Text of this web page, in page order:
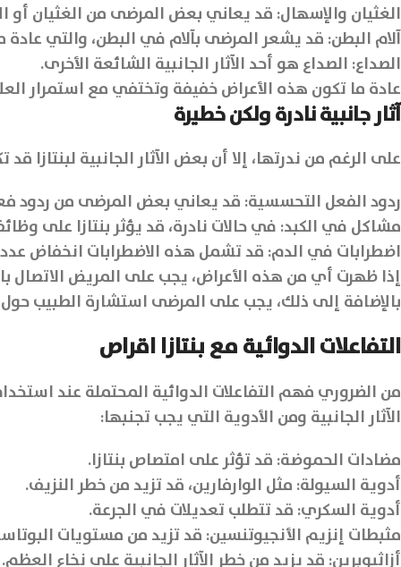
الغثيان والإسهال: قد يعاني بعض المرضى من الغثيان أو
آلام البطن: قد يشعر المرضى بآلام في البطن، والتي عادة
الصداع: الصداع هو أحد الآثار الجانبية الشائعة الأخرى.
عادة ما تكون هذه الأعراض خفيفة وتختفي مع استمرار
آثار جانبية نادرة ولكن خطيرة
على الرغم من ندرتها، إلا أن بعض الآثار الجانبية
ردود الفعل التحسسية: قد يعاني بعض المرضى من ردود
مشاكل في الكبد: في حالات نادرة، قد يؤثر بنتازا على
اضطرابات في الدم: قد تشمل هذه الاضطرابات انخفاض عدد
إذا ظهرت أي من هذه الأعراض، يجب على المريض الاتصال
بالإضافة إلى ذلك، يجب على المرضى استشارة الطبيب
التفاعلات الدوائية مع بنتازا اقراص
من الضروري فهم التفاعلات الدوائية المحتملة عند
الآثار الجانبية ومن الأدوية التي يجب تجنبها:
مضادات الحموضة: قد تؤثر على امتصاص بنتازا.
أدوية السيولة: مثل الوارفارين، قد تزيد من خطر النزيف.
أدوية السكري: قد تتطلب تعديلات في الجرعة.
مثبطات إنزيم الأنجيوتنسين: قد تزيد من مستويات
أزاثيوبرين: قد يزيد من خطر الآثار الجانبية على نخاع العظم.